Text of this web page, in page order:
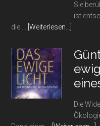
für
Autos
in
Deutschland
übertrieben?
Sie
ist
die … [Weiterlesen...]
Plugin
DIE
Die